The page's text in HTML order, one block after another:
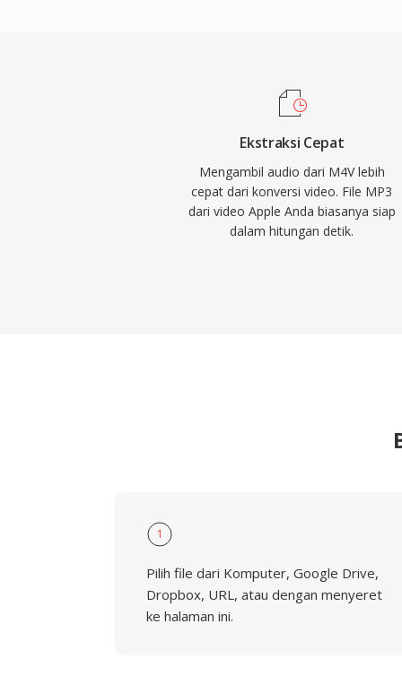
format audio yang paling didukung
semua pemutar media, sistem operasi,
Ekstraksi Cepat
Mengambil audio dari M4V lebih
cepat dari konversi video. File MP3
dari video Apple Anda biasanya siap
dalam hitungan detik.
1
Pilih file dari Komputer, Google Drive,
Dropbox, URL, atau dengan menyeret
ke halaman ini.